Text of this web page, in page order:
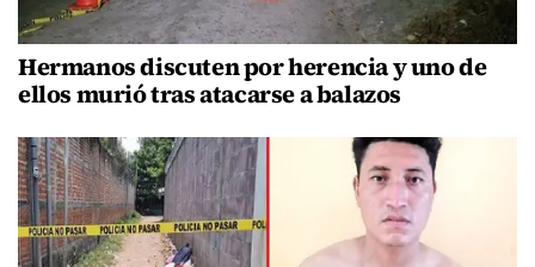
Hermanos discuten por herencia y uno de
ellos murió tras atacarse a balazos